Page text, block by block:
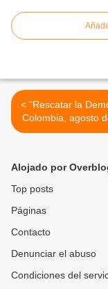
< "Rescatar la Democracia"
Colombia, agosto
edición para el
Alojado por
Top posts
Páginas
Contacto
Denunciar el abuso
Condiciones del